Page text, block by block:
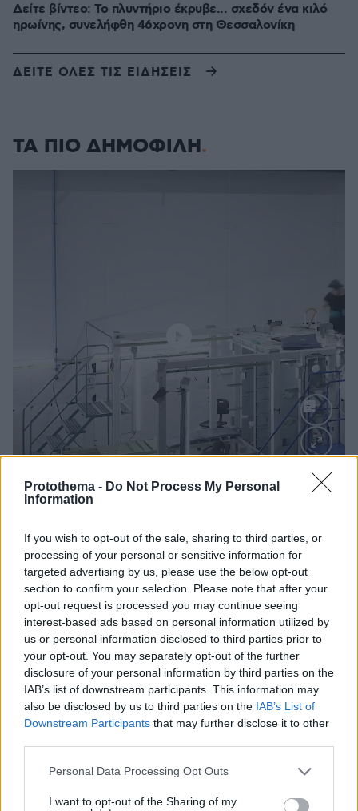
Protothema - Do Not Process My Personal
Information
If you wish to opt-out of the sale, sharing to third parties, or
processing of your personal or sensitive information for
targeted advertising by us, please use the below opt-out
section to confirm your selection. Please note that after your
opt-out request is processed you may continue seeing
interest-based ads based on personal information utilized by
us or personal information disclosed to third parties prior to
your opt-out. You may separately opt-out of the further
disclosure of your personal information by third parties on the
IAB’s list of downstream participants. This information may
also be disclosed by us to third parties on the IAB’s List of
Downstream Participants that may further disclose it to other
Please note that this website/app uses one or more Google
not limited to your visit or usage behaviour. You may click to
Personal Data Processing Opt Outs
I want to opt-out of the Sharing of my
Δείτε βίντεο: Το πλυντήριο έκρυβε... σχεδόν ένα κιλό
ηρωίνης, συνελήφθη 46χρονη στη Θεσσαλονίκη
ΔΕΙΤΕ ΟΛΕΣ ΤΙΣ ΕΙΔΗΣΕΙΣ
ΤΑ ΠΙΟ ΔΗΜΟΦΙΛΗ
Οι πρώτες εικόνες του νέου Canadair 515 που
έρχεται Ελλάδα και θα πετά και νύχτα